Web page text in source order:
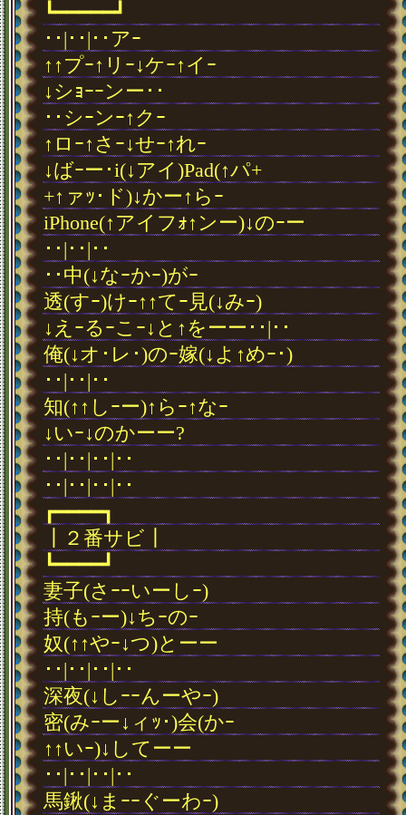
┗━━━━━┛
･･|･･|･･アｰ
↑↑プｰ↑リｰ↓ケｰ↑イｰ
↓シｮｰｰンー･･
･･シｰンｰ↑クｰ
↑ロｰ↑さｰ↓せｰ↑れｰ
↓ばｰー･i(↓アイ)Pad(↑パ+
+↑ァｯ･ド)↓かー↑らｰ
iPhone(↑アイフｫ↑ンー)↓のｰー
･･|･･|･･
･･中(↓なｰかｰ)がｰ
透(すｰ)けｰ↑↑てｰ見(↓みｰ)
↓えｰるｰこｰ↓と↑をーー･･|･･
俺(↓オ･レ･)のｰ嫁(↓よ↑めｰ･)
･･|･･|･･
知(↑↑しｰー)↑らｰ↑なｰ
↓いｰ↓のかーー?
･･|･･|･･|･･
･･|･･|･･|･･
┏━━━━┓
┃２番サビ┃
┗━━━━┛
妻子(さｰｰいーしｰ)
持(もｰー)↓ちｰのｰ
奴(↑↑やｰ↓つ)とーー
･･|･･|･･|･･
深夜(↓しｰｰんーやｰ)
密(みｰー↓ィｯ･)会(かｰ
↑↑いｰ)↓してーー
･･|･･|･･|･･
馬鍬(↓まｰｰぐーわｰ)